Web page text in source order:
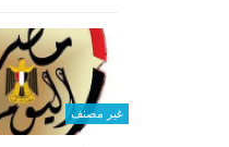
غير مصنف